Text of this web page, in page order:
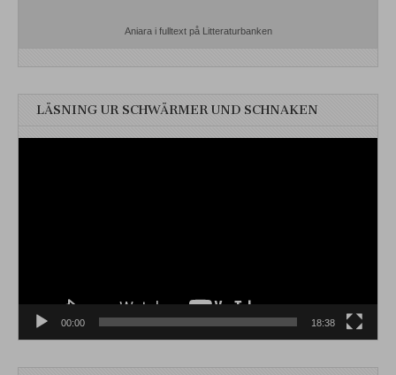
Aniara i fulltext på Litteraturbanken
LÄSNING UR SCHWÄRMER UND SCHNAKEN
00:00 18:38